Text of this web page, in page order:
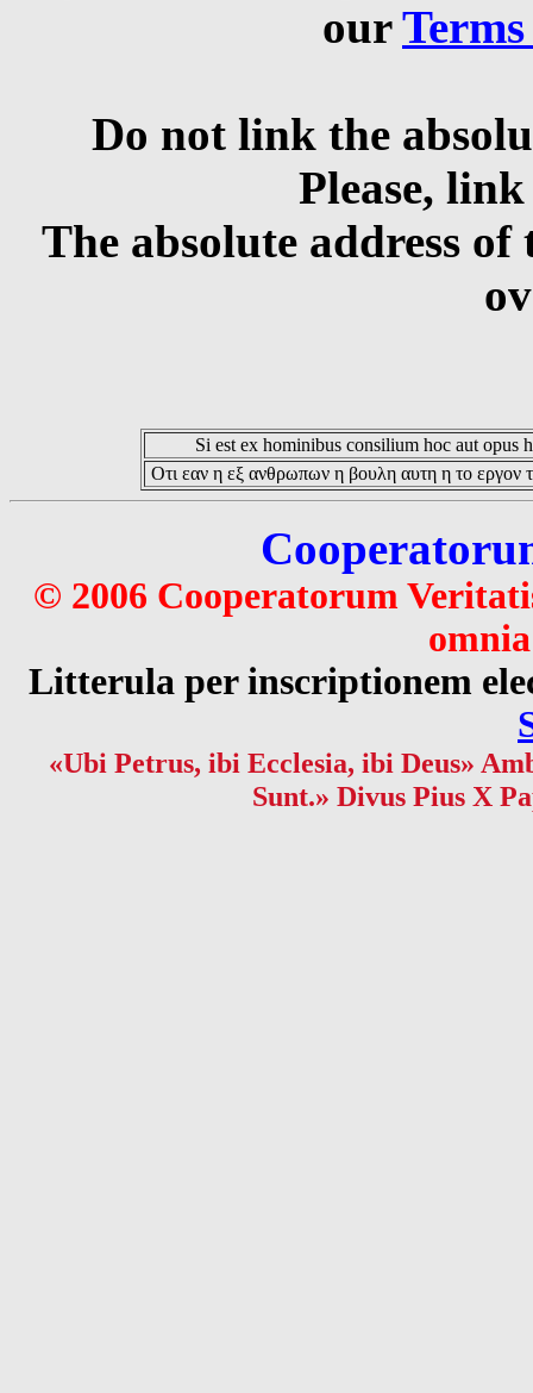
our
Do not link the
Please,
The absolute address
Si est ex hominibus consilium hoc aut opus
Οτι εαν η εξ ανθρωπων η βουλη αυτη η το εργον
© 2006 Cooperatorum
Litterula per inscriptionem
«Ubi Petrus, ibi Ecclesia, ibi Deus»
Sunt.» Divus Pius X